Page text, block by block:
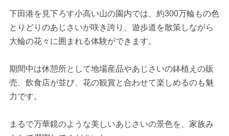
下田港を見下ろす小高い山の園内では、約300万輪もの色
とりどりのあじさいが咲き誇り、遊歩道を散策しながら
大輪の花々に囲まれる体験ができます。
期間中は休憩所として地場産品やあじさいの鉢植えの販
売、飲食店が並び、花の観賞と合わせて楽しめるのも魅
力です。
まるで万華鏡のような美しいあじさいの景色を、家族み